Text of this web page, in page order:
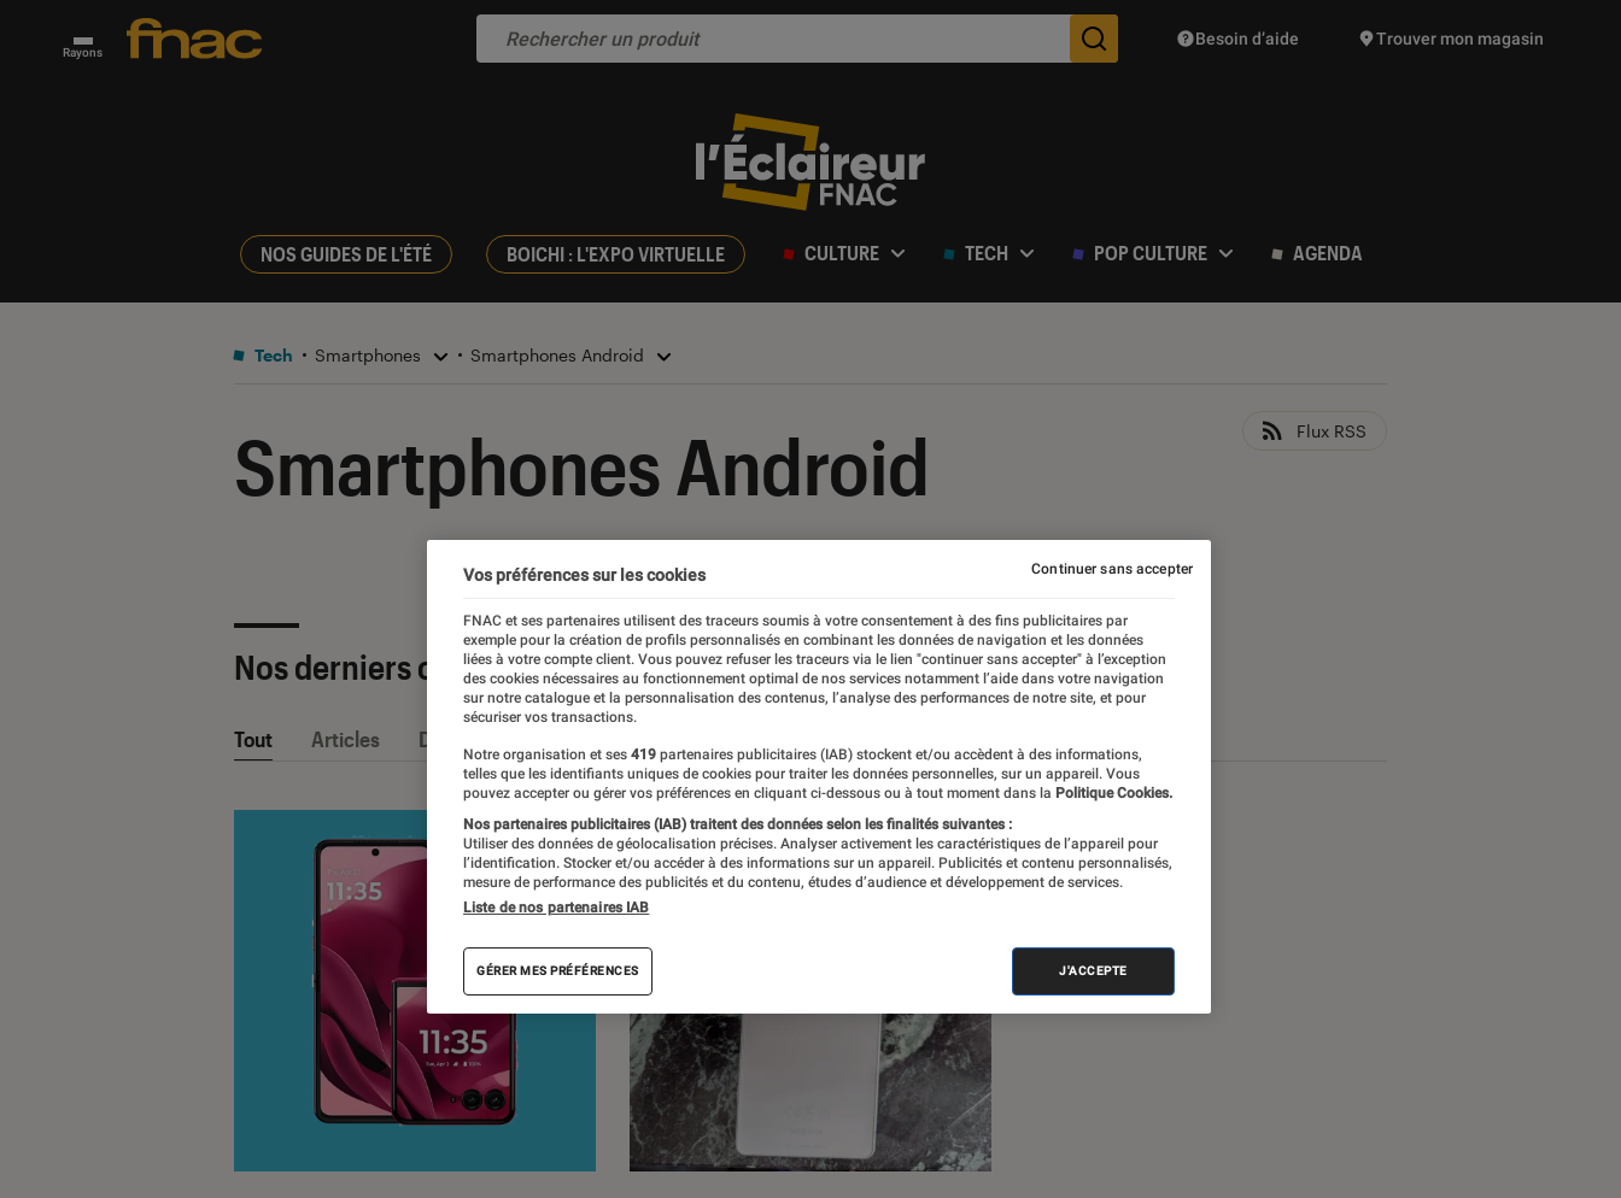
Rayons Des suggestions de produits vont vous être proposées
Besoin d’aide Trouver mon magasin
NOS GUIDES DE L'ÉTÉ BOICHI : L'EXPO VIRTUELLE CULTURE TECH POP CULTURE AGENDA
Tech Smartphones Smartphones Android
Smartphones Android Flux RSS
Nos derniers contenus
Tout Articles Dossiers
Vos préférences sur les cookies
FNAC et ses partenaires utilisent des traceurs soumis à votre consentement à des fins publicitaires par
exemple pour la création de profils personnalisés en combinant les données de navigation et les données
liées à votre compte client. Vous pouvez refuser les traceurs via le lien "continuer sans accepter" à l’exception
des cookies nécessaires au fonctionnement optimal de nos services notamment l’aide dans votre navigation
sur notre catalogue et la personnalisation des contenus, l’analyse des performances de notre site, et pour
sécuriser vos transactions.
Notre organisation et ses 419 partenaires publicitaires (IAB) stockent et/ou accèdent à des informations,
telles que les identifiants uniques de cookies pour traiter les données personnelles, sur un appareil. Vous
pouvez accepter ou gérer vos préférences en cliquant ci-dessous ou à tout moment dans la Politique Cookies.
Nos partenaires publicitaires (IAB) traitent des données selon les finalités suivantes :
Utiliser des données de géolocalisation précises. Analyser activement les caractéristiques de l’appareil pour
l’identification. Stocker et/ou accéder à des informations sur un appareil. Publicités et contenu personnalisés,
mesure de performance des publicités et du contenu, études d’audience et développement de services.
Liste de nos partenaires IAB
GÉRER MES PRÉFÉRENCES J'ACCEPTE
Continuer sans accepter